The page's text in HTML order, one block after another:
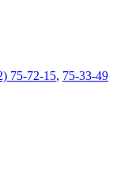
75-72-15, 75-33-49